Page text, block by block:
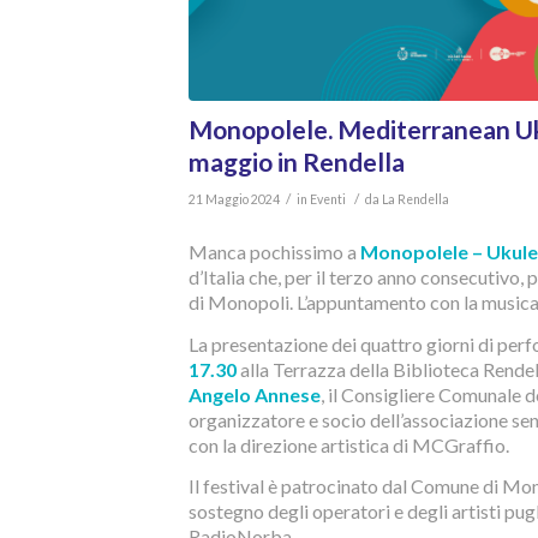
Monopolele. Mediterranean
maggio in Rendella
21 Maggio 2024 / in Eventi / da La Rendella
Manca pochissimo a Monopolele –
d’Italia che, per il terzo anno
di Monopoli. L’appuntamento con la
La presentazione dei quattro giorni di
17.30alla Terrazza della Biblioteca
Angelo Annese , il Consigliere Comunale
organizzatore e socio dell’associazione
con la direzione artistica di MCGraffio.
Il festival è patrocinato dal Comune di
sostegno degli operatori e degli artisti